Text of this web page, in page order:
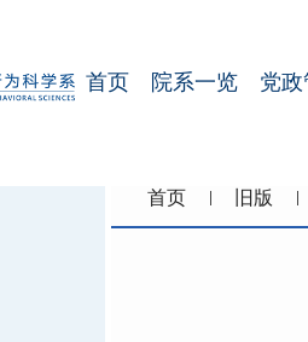
首页 院系一览 党
首页 旧版